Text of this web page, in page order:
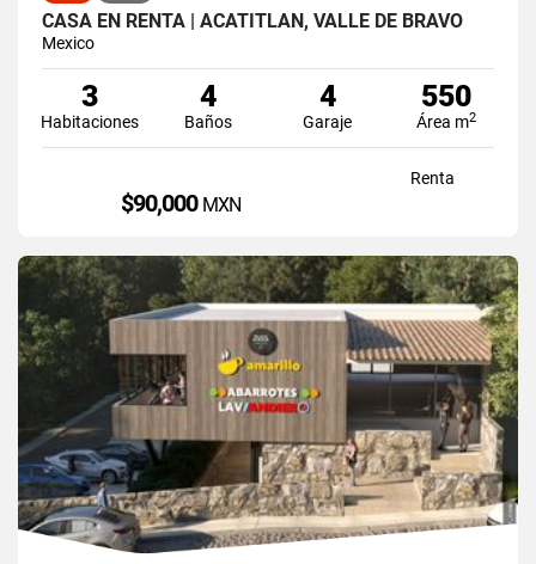
CASA EN RENTA | ACATITLÁN, VALLE DE BRAVO
Mexico
3
Habitaciones
4
Baños
4
Garaje
550
Área m2
Renta
$90,000 MXN